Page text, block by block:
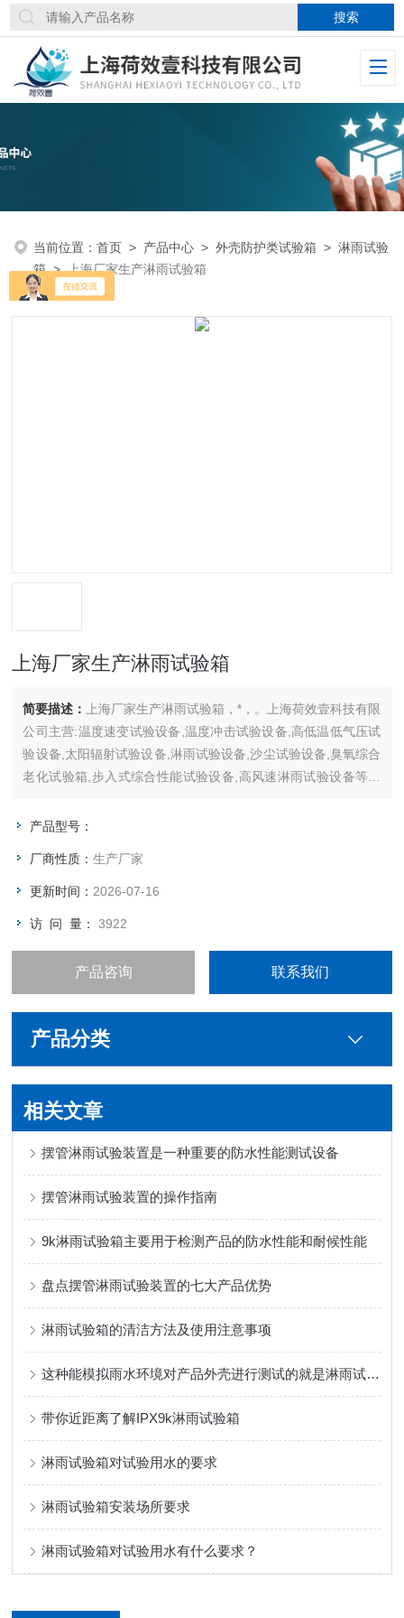
当前位置：首页 > 产品中心 >外壳防护类试验箱 >淋雨试验
箱>上海厂家生产淋雨试验箱
上海厂家生产淋雨试验箱
简要描述：
上海厂家生产淋雨试验箱，*，。上海荷效壹科技有限
公司主营:温度速变试验设备,温度冲击试验设备,高低温低气压试
验设备,太阳辐射试验设备,淋雨试验设备,沙尘试验设备,臭氧综合
老化试验箱,步入式综合性能试验设备,高风速淋雨试验设备等气
产品型号：
厂商性质：生产厂家
更新时间： 2026-07-16
访 问 量：3922
产品咨询 联系我们
产品分类
相关文章
摆管淋雨试验装置是一种重要的防水性能测试设备
摆管淋雨试验装置的操作指南
9k淋雨试验箱主要用于检测产品的防水性能和耐候性能
盘点摆管淋雨试验装置的七大产品优势
淋雨试验箱的清洁方法及使用注意事项
这种能模拟雨水环境对产品外壳进行测试的就是淋雨试验箱
带你近距离了解IPX9k淋雨试验箱
淋雨试验箱对试验用水的要求
淋雨试验箱安装场所要求
淋雨试验箱对试验用水有什么要求？